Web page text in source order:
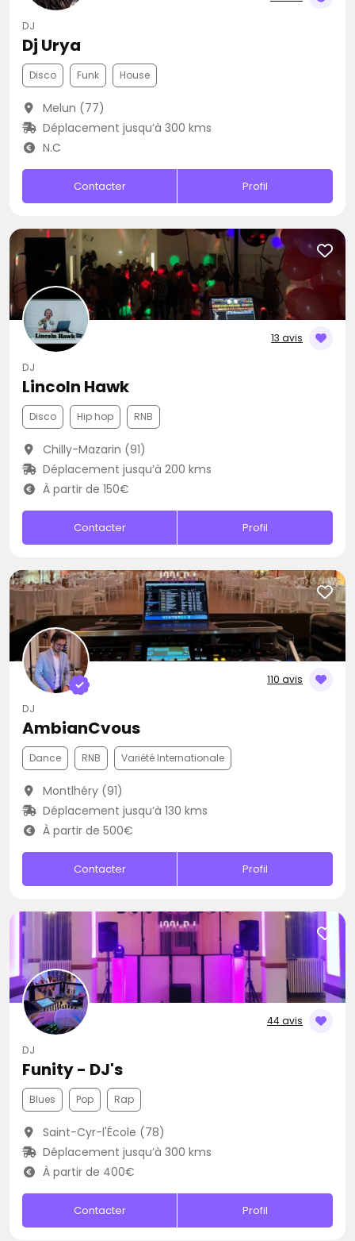
DJ
Dj Urya
Disco Funk House
Melun (77)
Déplacement jusqu’à 300 kms
N.C
Contacter Profil
13 avis
DJ
Lincoln Hawk
Disco Hip hop RNB
Chilly-Mazarin (91)
Déplacement jusqu’à 200 kms
À partir de 150€
Contacter Profil
110 avis
DJ
AmbianCvous
Dance RNB Variété Internationale
Montlhéry (91)
Déplacement jusqu’à 130 kms
À partir de 500€
Contacter Profil
44 avis
DJ
Funity - DJ's
Blues Pop Rap
Saint-Cyr-l'École (78)
Déplacement jusqu’à 300 kms
À partir de 400€
Contacter Profil